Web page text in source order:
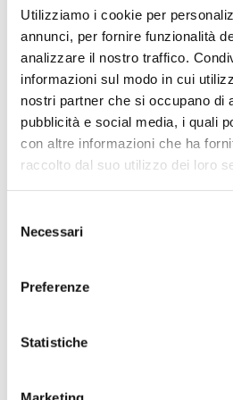
Utilizziamo i cookie per
annunci, per fornire funzionalità
analizzare il nostro traffico.
informazioni sul modo in cui
nostri partner che si occupano di
pubblicità e social media, i quali
con altre informazioni che ha
raccolto dal suo utilizzo dei loro
delNecessari
Preferenze
Statistiche
Cuocere la salsa a
per evitare che il
si attacchi al fondo
Aggiungere un
cottura dei tortellini
dovesse risultare
Completare il piatto
macinato fresco o
tritata per un tocco
FAQ – Domande
parmigiano formi
aggiungere il Parmigiano